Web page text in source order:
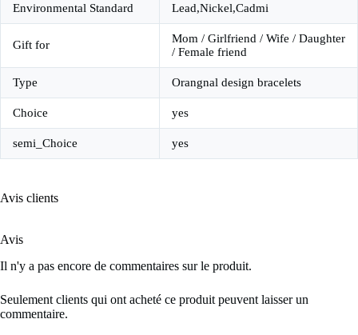
Environmental Standard Lead,Nickel,Cadmi
Gift for
Mom / Girlfriend / Wife / Daughter
/ Female friend
Type Orangnal design bracelets
Choice yes
semi_Choice yes
Avis clients
Avis
Il n'y a pas encore de commentaires sur le produit.
Seulement clients qui ont acheté ce produit peuvent laisser un
commentaire.